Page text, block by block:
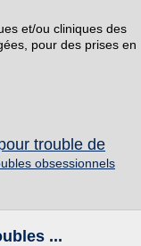
et/ou cliniques des
pour des prises en
trouble de
obsessionnels
...